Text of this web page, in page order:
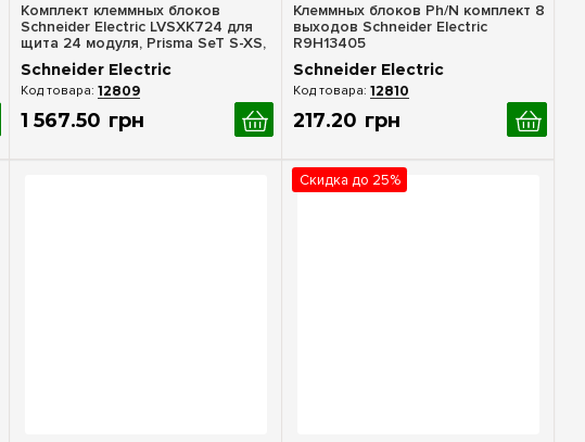
Комплект клеммных блоков
Schneider Electric LVSXK724 для
щита 24 модуля, Prisma SeT S-XS,
3P+N
Schneider Electric
12809
1 567.50 грн
Клеммных блоков Ph/N комплект 8
выходов Schneider Electric
R9H13405
Schneider Electric
12810
217.20 грн
Скидка до 25%